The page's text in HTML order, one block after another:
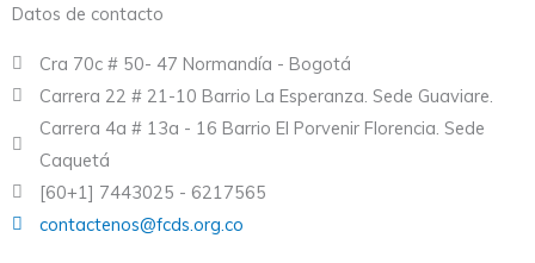
Datos de contacto
Cra 70c # 50- 47 Normandía - Bogotá
Carrera 22 # 21-10 Barrio La Esperanza. Sede Guaviare.
Carrera 4a # 13a - 16 Barrio El Porvenir Florencia. Sede
Caquetá
[60+1] 7443025 - 6217565
contactenos@fcds.org.co